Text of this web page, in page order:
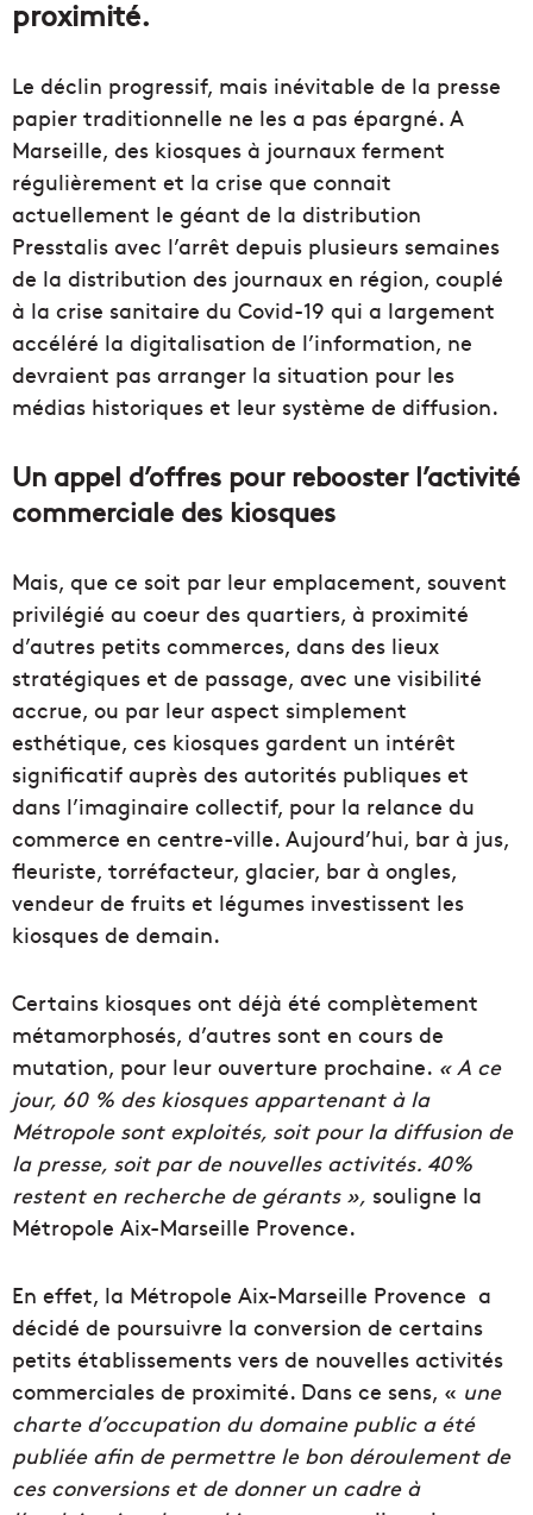
proximité.
Le déclin progressif, mais inévitable de la presse
papier traditionnelle ne les a pas épargné. A
Marseille, des kiosques à journaux ferment
régulièrement et la crise que connait
actuellement le géant de la distribution
Presstalis avec l’arrêt depuis plusieurs semaines
de la distribution des journaux en région, couplé
à la crise sanitaire du Covid-19 qui a largement
accéléré la digitalisation de l’information, ne
devraient pas arranger la situation pour les
médias historiques et leur système de diffusion.
Un appel d’offres pour rebooster l’activité
commerciale des kiosques
Mais, que ce soit par leur emplacement, souvent
privilégié au coeur des quartiers, à proximité
d’autres petits commerces, dans des lieux
stratégiques et de passage, avec une visibilité
accrue, ou par leur aspect simplement
esthétique, ces kiosques gardent un intérêt
significatif auprès des autorités publiques et
dans l’imaginaire collectif, pour la relance du
commerce en centre-ville. Aujourd’hui, bar à jus,
fleuriste, torréfacteur, glacier, bar à ongles,
vendeur de fruits et légumes investissent les
kiosques de demain.
Certains kiosques ont déjà été complètement
métamorphosés, d’autres sont en cours de
mutation, pour leur ouverture prochaine. « A ce
jour, 60 % des kiosques appartenant à la
Métropole sont exploités, soit pour la diffusion de
la presse, soit par de nouvelles activités. 40%
restent en recherche de gérants », souligne la
Métropole Aix-Marseille Provence.
En effet, la Métropole Aix-Marseille Provence a
décidé de poursuivre la conversion de certains
petits établissements vers de nouvelles activités
commerciales de proximité. Dans ce sens, « une
charte d’occupation du domaine public a été
publiée afin de permettre le bon déroulement de
ces conversions et de donner un cadre à